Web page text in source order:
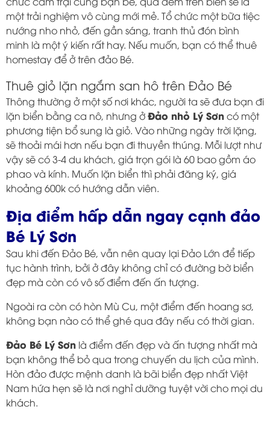
một trải nghiệm vô cùng mới mẻ. Tổ chức một bữa tiệc
nướng nho nhỏ, đến gần sáng, tranh thủ đón bình
minh là một ý kiến ​​rất hay. Nếu muốn, bạn có thể thuê
homestay để ở trên đảo Bé.
Thuê giỏ lặn ngắm san hô trên Đảo Bé
Thông thường ở một số nơi khác, người ta sẽ đưa bạn đi
lặn biển bằng ca nô, nhưng ởĐảo nhỏ Lý Sơncó một
phương tiện bổ sung là giỏ. Vào những ngày trời lặng,
sẽ thoải mái hơn nếu bạn đi thuyền thúng. Mỗi lượt như
vậy sẽ có 3-4 du khách, giá trọn gói là 60 bao gồm áo
phao và kính. Muốn lặn biển thì phải đăng ký, giá
khoảng 600k có hướng dẫn viên.
Địa điểm hấp dẫn ngay cạnh đảo
Bé Lý Sơn
Sau khi đến Đảo Bé, vẫn nên quay lại Đảo Lớn để tiếp
tục hành trình, bởi ở đây không chỉ có đường bờ biển
đẹp mà còn có vô số điểm đến ấn tượng.
Ngoài ra còn có hòn Mù Cu, một điểm đến hoang sơ,
không bạn nào có thể ghé qua đây nếu có thời gian.
Đảo Bé Lý Sơn là điểm đến đẹp và ấn tượng nhất mà
bạn không thể bỏ qua trong chuyến du lịch của mình.
Hòn đảo được mệnh danh là bãi biển đẹp nhất Việt
Nam hứa hẹn sẽ là nơi nghỉ dưỡng tuyệt vời cho mọi du
khách.